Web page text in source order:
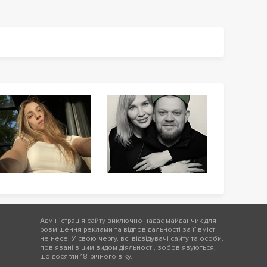
Адміністрація сайту виключно надає майданчик для
розміщення реклами та відповідальності за її вміст
не несе. У свою чергу, всі відвідувачі сайту та особи,
пов'язані з цим видом діяльності, зобов'язуються,
що досягли 18-річного віку.